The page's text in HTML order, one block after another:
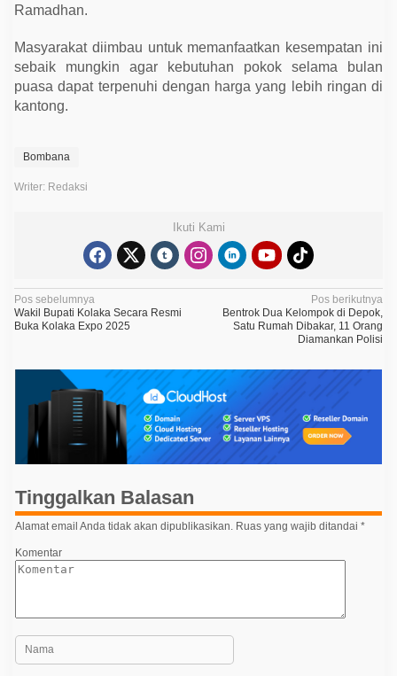
Ramadhan.
Masyarakat diimbau untuk memanfaatkan kesempatan ini
sebaik mungkin agar kebutuhan pokok selama bulan
puasa dapat terpenuhi dengan harga yang lebih ringan di
kantong.
Bombana
Writer: Redaksi
Ikuti Kami
N
a
i
i
p
o
s
Pos sebelumnya
Wakil Bupati Kolaka Secara Resmi
Buka Kolaka Expo 2025
Pos berikutnya
Bentrok Dua Kelompok di Depok,
Satu Rumah Dibakar, 11 Orang
Diamankan Polisi
Tinggalkan Balasan
Alamat email Anda tidak akan dipublikasikan. Ruas yang wajib ditandai *
Komentar